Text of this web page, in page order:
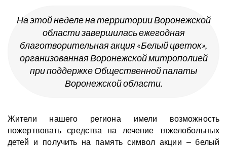
На этой неделе на территории Воронежской
области завершилась ежегодная
благотворительная акция «Белый цветок»,
организованная Воронежской митрополией
при поддержке Общественной палаты
Воронежской области.
Жители нашего региона имели возможность
пожертвовать средства на лечение тяжелобольных
детей и получить на память символ акции – белый